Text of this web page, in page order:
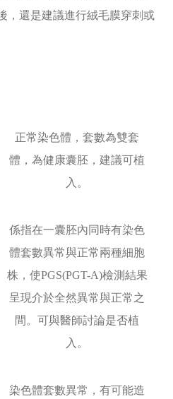
，還是建議進行絨毛膜穿刺或
正常染色體，套數為雙套
體，為健康囊胚，建議可植
入。
係指在一囊胚內同時有染色
體套數異常與正常兩種細胞
株，使PGS(PGT-A)檢測結果
呈現介於全然異常與正常之
間。可與醫師討論是否植
入。
染色體套數異常，有可能造